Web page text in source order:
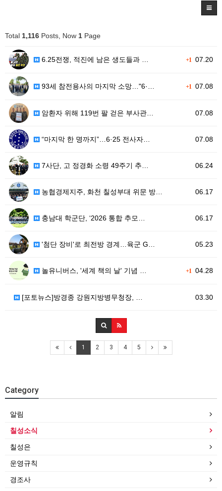
Total 1,116 Posts, Now 1 Page
+1 07.20
6.25전쟁, 적진에 남은 생도들과 …
+1 07.08
93세 참전용사의 마지막 소망…"6·…
07.08
암환자 위해 119번 팔 걷은 부사관…
07.08
“마지막 한 명까지”…6·25 전사자…
06.24
7사단, 고 정경화 소령 49주기 추…
06.17
농협경제지주, 화천 칠성부대 위문 방…
06.17
충남대 학군단, ‘2026 통합 추모…
05.23
'첨단 장비'로 최전방 경계…육군 G…
+1 04.28
놀유니버스, '세계 책의 날' 기념 …
03.30
[포토뉴스]방경종 강원지방병무청장, …
1 2 3 4 5
Category
알림
칠성소식
칠성은
운영규칙
경조사